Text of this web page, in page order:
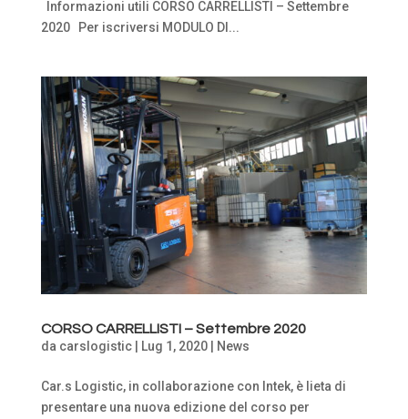
Informazioni utili CORSO CARRELLISTI – Settembre
2020 Per iscriversi MODULO DI...
CORSO CARRELLISTI – Settembre 2020
da carslogistic| Lug 1, 2020| News
Car.s Logistic, in collaborazione con Intek, è lieta di
presentare una nuova edizione del corso per